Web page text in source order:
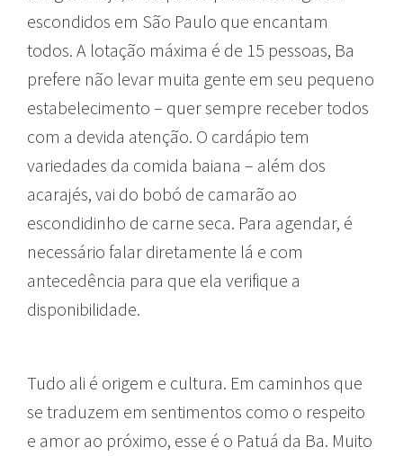
escondidos em São Paulo que encantam
todos. A lotação máxima é de 15 pessoas, Ba
prefere não levar muita gente em seu pequeno
estabelecimento – quer sempre receber todos
com a devida atenção. O cardápio tem
variedades da comida baiana – além dos
acarajés, vai do bobó de camarão ao
escondidinho de carne seca. Para agendar, é
necessário falar diretamente lá e com
antecedência para que ela verifique a
disponibilidade.
Tudo ali é origem e cultura. Em caminhos que
se traduzem em sentimentos como o respeito
e amor ao próximo, esse é o Patuá da Ba. Muito